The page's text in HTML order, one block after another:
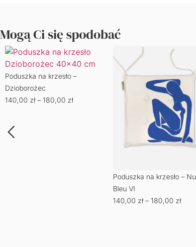
Mogą Ci się spodobać
Poduszka na krzesło –
Dzioborożec
140,00 zł – 180,00 zł
Poduszka na krzesło – Nu
Bleu VI
140,00 zł – 180,00 zł